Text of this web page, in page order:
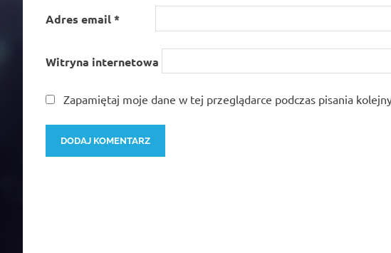
Adres email*
Witryna internetowa
Zapamiętaj moje dane w tej przeglądarce podczas pisania